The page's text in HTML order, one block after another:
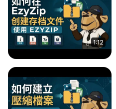
1:12